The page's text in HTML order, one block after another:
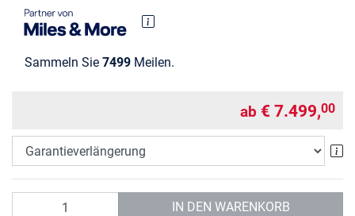
Sammeln Sie 7499 Meilen.
ab € 7.499,00
IN DEN WARENKORB